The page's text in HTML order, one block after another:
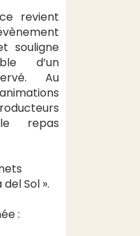
revient
souligne
d’un
Au
repas
Sol ».
: